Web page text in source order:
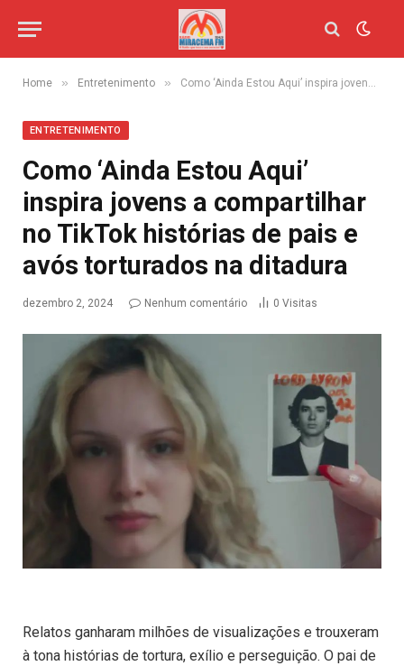
Home » Entretenimento » Como ‘Ainda Estou Aqui’ inspira jovens a compartilhar no TikTok histórias de pais e avós torturados na ditadura
ENTRETENIMENTO
Como ‘Ainda Estou Aqui’
inspira jovens a compartilhar
no TikTok histórias de pais e
avós torturados na ditadura
dezembro 2, 2024 Nenhum comentário 0 Visitas
Relatos ganharam milhões de visualizações e trouxeram
à tona histórias de tortura, exílio e perseguição. O pai de